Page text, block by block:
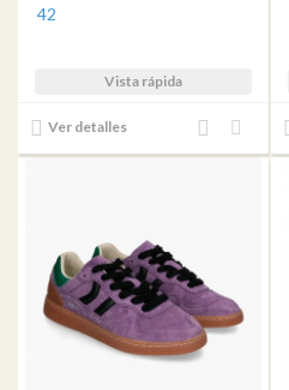
42
Vista rápida
Ver detalles
Añadir
Añadir
al